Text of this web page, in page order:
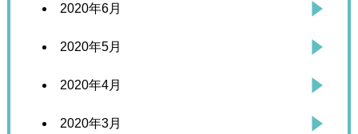
2020年6月
2020年5月
2020年4月
2020年3月